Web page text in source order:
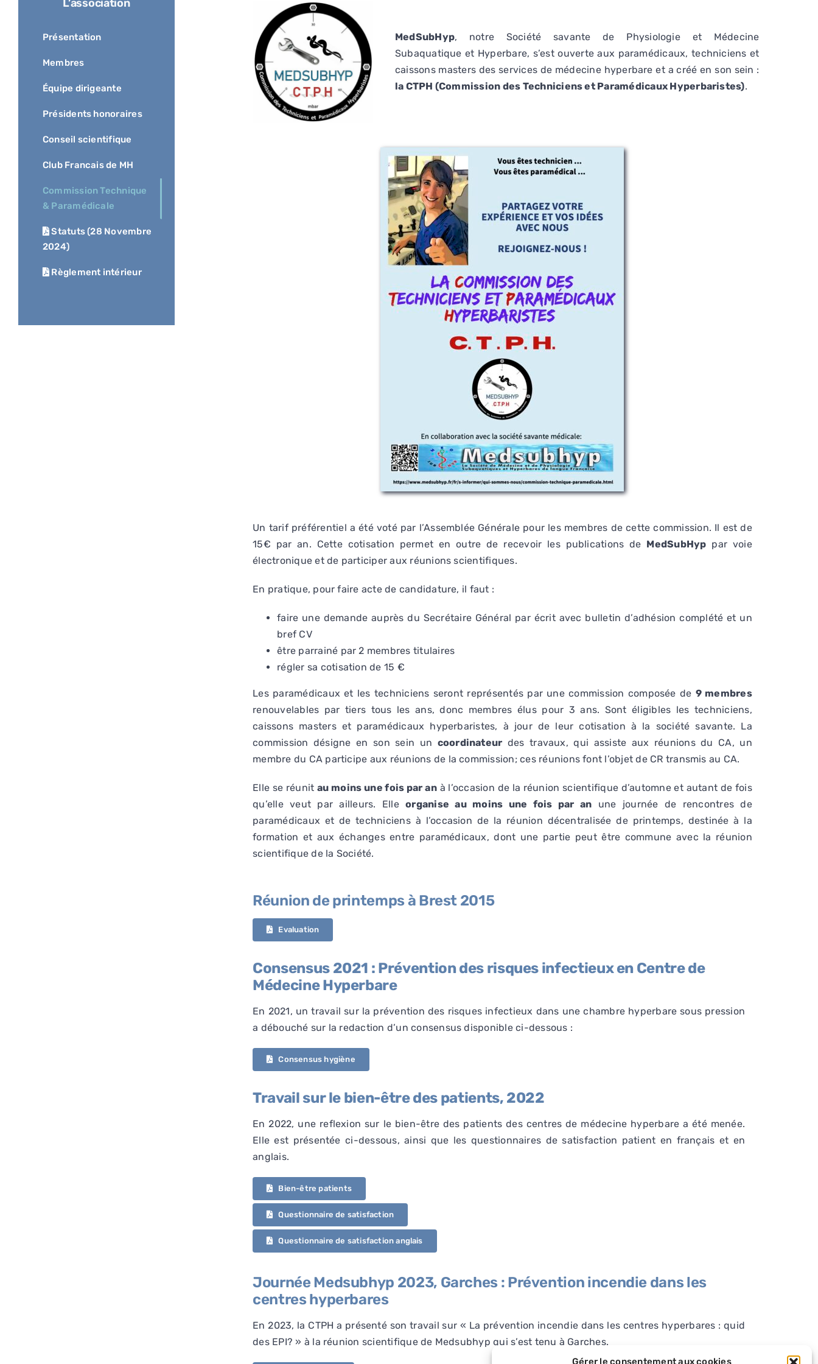
Gérer le consentement aux cookies
MedSubHyp, notre Société savante de Physiologie et Médecine
Subaquatique et Hyperbare, s’est ouverte aux paramédicaux, techniciens et
caissons masters des services de médecine hyperbare et a créé en son sein :
la CTPH (Commission des Techniciens et Paramédicaux Hyperbaristes).
Un tarif préférentiel a été voté par l’Assemblée Générale pour les membres de cette commission. Il est de
15€ par an. Cette cotisation permet en outre de recevoir les publications de MedSubHyp par voie
électronique et de participer aux réunions scientifiques.
En pratique, pour faire acte de candidature, il faut :
faire une demande auprès du Secrétaire Général par écrit avec bulletin d’adhésion complété et un
bref CV
être parrainé par 2 membres titulaires
régler sa cotisation de 15 €
Les paramédicaux et les techniciens seront représentés par une commission composée de 9 membres
renouvelables par tiers tous les ans, donc membres élus pour 3 ans. Sont éligibles les techniciens,
caissons masters et paramédicaux hyperbaristes, à jour de leur cotisation à la société savante. La
commission désigne en son sein un coordinateur des travaux, qui assiste aux réunions du CA, un
membre du CA participe aux réunions de la commission; ces réunions font l’objet de CR transmis au CA.
Elle se réunitau moins une fois par anà l’occasion de la réunion scientifique d’automne et autant de fois
qu’elle veut par ailleurs. Elleorganise au moins une fois par an une journée de rencontres de
paramédicaux et de techniciens à l’occasion de la réunion décentralisée de printemps, destinée à la
formation et aux échanges entre paramédicaux, dont une partie peut être commune avec la réunion
scientifique de la Société.
Réunion de printemps à Brest 2015
Evaluation
Consensus 2021 : Prévention des risques infectieuxen Centre de
Médecine Hyperbare
En 2021, un travail sur la prévention des risques infectieux dans une chambre hyperbare sous pression
a débouché sur la redaction d’un consensus disponible ci-dessous :
Consensus hygiène
Travail sur le bien-être des patients, 2022
En 2022, une reflexion sur le bien-être des patients des centres de médecine hyperbare a été menée.
Elle est présentée ci-dessous, ainsi que les questionnaires de satisfaction patient en français et en
anglais.
Bien-être patients
Questionnaire de satisfaction
Questionnaire de satisfaction anglais
Journée Medsubhyp 2023, Garches : Prévention incendie dans les
centres hyperbares
En 2023, la CTPH a présenté son travail sur « La prévention incendie dans les centres hyperbares : quid
des EPI? » à la réunion scientifique de Medsubhyp qui s’est tenu à Garches.
L’association
Présentation
Membres
Équipe dirigeante
Présidents honoraires
Conseil scientifique
Club Francais de MH
Commission Technique
& Paramédicale
Statuts (28 Novembre
2024)
Règlement intérieur